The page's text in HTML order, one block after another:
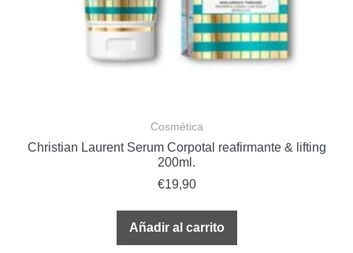
Cosmética
Christian Laurent Serum Corpotal reafirmante & lifting
200ml.
€19,90
Añadir al carrito